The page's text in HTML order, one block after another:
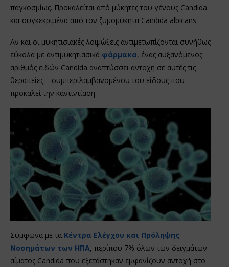
παγκοσμίως. Προκαλείται από μύκητες του γένους Candida
και συγκεκριμένα από τον ζυμομύκητα Candida albicans.
Αν και οι μυκητισιακές λοιμώξεις αντιμετωπίζονται συνήθως
εύκολα με αντιμυκητιασικά φάρμακα, ένας αυξανόμενος
αριθμός ειδών Candida αναπτύσσει αντοχή σε αυτές τις
θεραπείες – συμπεριλαμβανομένου του είδους που
προκαλεί την καντιντίαση.
Σύμφωνα με τα Κέντρα Ελέγχου και Πρόληψης
Νοσημάτων των ΗΠΑ, περίπου 7% όλων των δειγμάτων
αίματος Candida που εξετάστηκαν εμφανίζουν αντοχή στο